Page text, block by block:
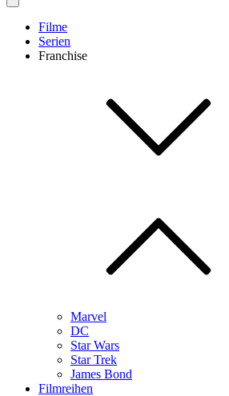
Filme
Serien
Franchise
Marvel
DC
Star Wars
Star Trek
James Bond
Filmreihen